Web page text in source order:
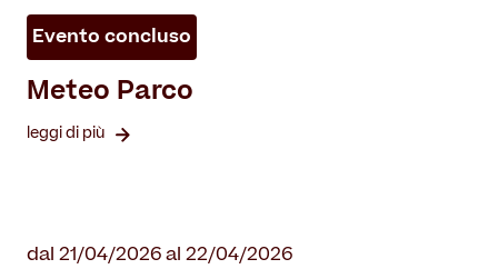
Evento concluso
Meteo Parco
leggi di più
dal 21/04/2026 al 22/04/2026